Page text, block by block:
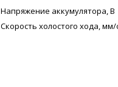
Напряжение аккумулятора, В
Скорость холостого хода, мм/